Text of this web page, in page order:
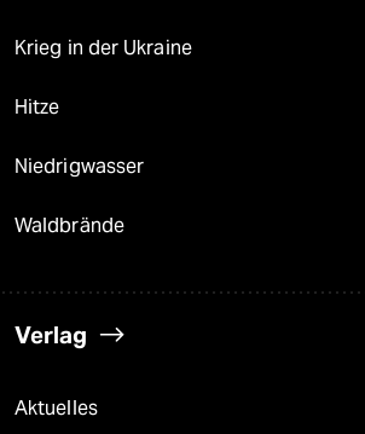
Krieg in der Ukraine
Hitze
Niedrigwasser
Waldbrände
Verlag
Aktuelles